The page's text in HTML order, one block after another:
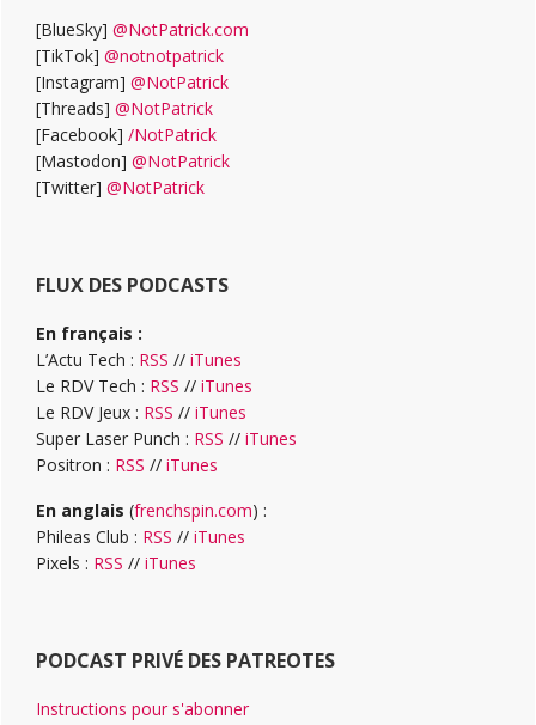
[BlueSky] @NotPatrick.com
[TikTok] @notnotpatrick
[Instagram] @NotPatrick
[Threads] @NotPatrick
[Facebook] /NotPatrick
[Mastodon] @NotPatrick
[Twitter] @NotPatrick
FLUX DES PODCASTS
En français :
L’Actu Tech : RSS // iTunes
Le RDV Tech : RSS // iTunes
Le RDV Jeux : RSS // iTunes
Super Laser Punch : RSS // iTunes
Positron : RSS // iTunes
En anglais (frenchspin.com) :
Phileas Club : RSS // iTunes
Pixels : RSS // iTunes
PODCAST PRIVÉ DES PATREOTES
Instructions pour s'abonner